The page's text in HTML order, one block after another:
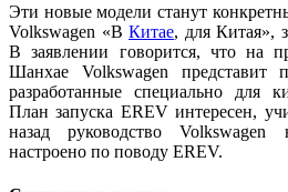
Эти новые модели станут
Volkswagen «В Китае, для Китая»,
В заявлении говорится, что на
Шанхае Volkswagen представит
разработанные специально для
План запуска EREV интересен,
назад руководство
настроено по поводу EREV.